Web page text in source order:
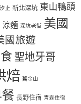
止 新北深坑 東山鴨頭
涼麵 深坑老街 美國
國旅遊
聖地牙哥
焙 舊金山
長野住宿 青森住宿